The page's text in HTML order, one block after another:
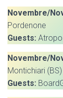
Novembre/
Pordenone
Guests:
Novembre/
Montichiari (BS)
Guests: